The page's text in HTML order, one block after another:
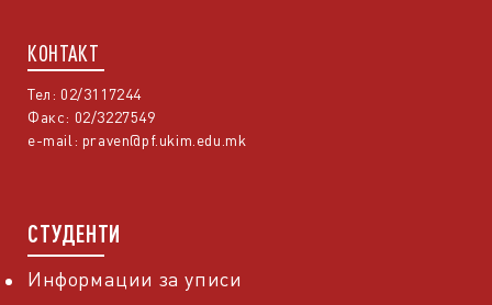
КОНТАКТ
Тел: 02/3117244
Факс: 02/3227549
e-mail: praven@pf.ukim.edu.mk
СТУДЕНТИ
Информации за уписи